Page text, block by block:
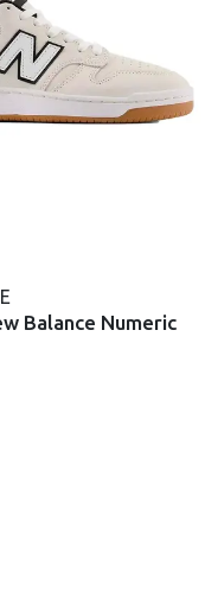
Balance Numeric